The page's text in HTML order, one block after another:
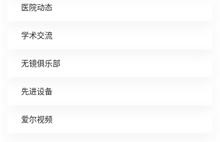
医院动态
学术交流
无镜俱乐部
先进设备
爱尔视频